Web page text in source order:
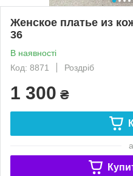
Женское платье из
36
В наявності
Код: 8871
Роздріб
1 300 ₴